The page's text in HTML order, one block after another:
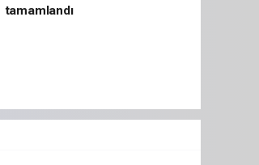
tamamlandı